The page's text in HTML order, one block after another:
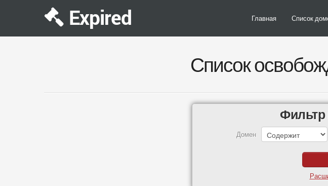
Expired Главная Список
Список
Домен